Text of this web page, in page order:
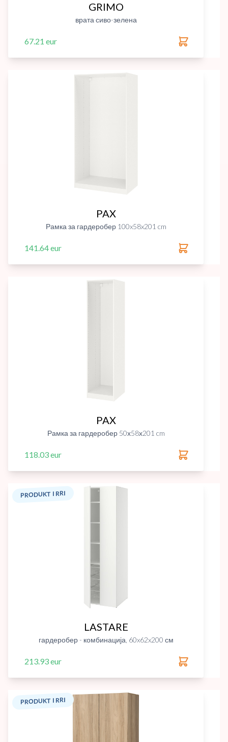
GRIMO
врата сиво-зелена
67.21 eur
PAX
Рамка за гардеробер 100x58x201 cm
141.64 eur
PAX
Рамка за гардеробер 50х58х201 cm
118.03 eur
PRODUKT I RRI
LASTARE
гардеробер - комбинација, 60x62x200 см
213.93 eur
PRODUKT I RRI